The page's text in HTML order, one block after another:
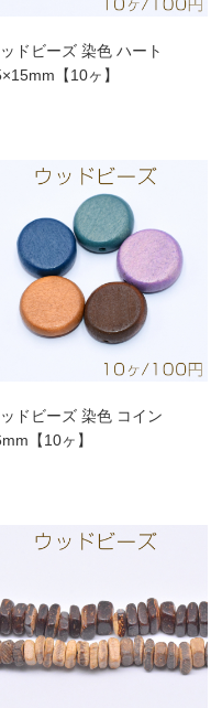
ドビーズ 染色 ハート
【10ヶ】
ドビーズ 染色 コイン
【10ヶ】